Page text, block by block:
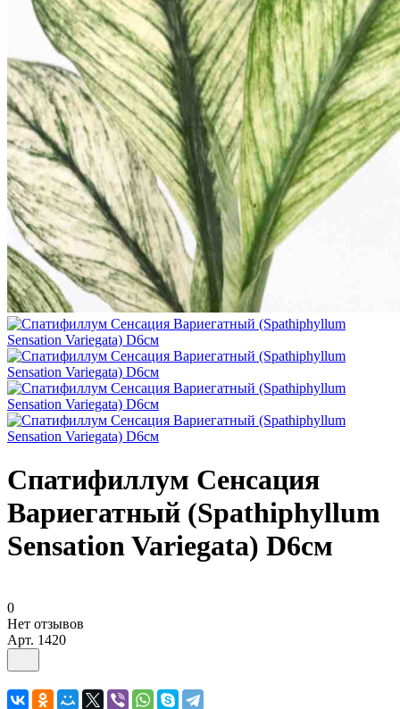
Спатифиллум Сенсация
Вариегатный (Spathiphyllum
Sensation Variegata) D6см
0
Нет отзывов
Арт. 1420